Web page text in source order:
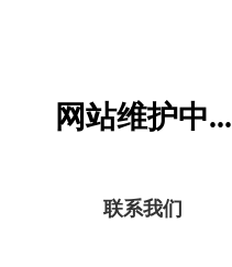
网站维护中...
联系我们